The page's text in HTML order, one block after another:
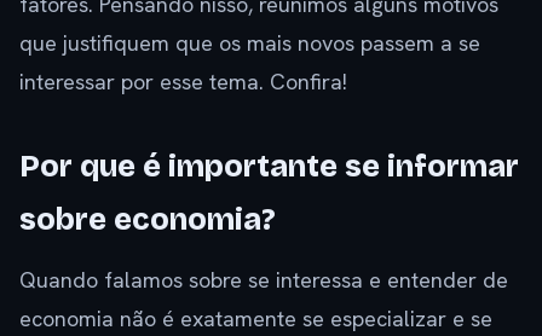
que justifiquem que os mais novos passem a se
interessar por esse tema. Confira!
Por que é importante se informar
sobre economia?
Quando falamos sobre se interessa e entender de
economia não é exatamente se especializar e se